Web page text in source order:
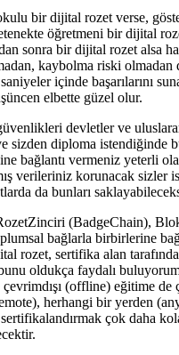
bir dijital rozet verse,
öğretmeni bir dijital
sonra bir dijital rozet alsa
kaybolma riski olmadan
içinde başarılarını
elbette güzel olur.
devletler ve
sizden diploma istendiğinde
bağlantı vermeniz yeterli
verileriniz korunacak sizler
da bunları
(BadgeChain),
bağlarla birbirlerine
rozet, sertifika alan
oldukça faydalı
(offline) eğitime de
herhangi bir yerden
çok daha